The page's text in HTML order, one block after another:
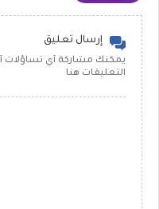
إرسال تعليق
يمكنك مشاركة أي تساؤلات
التعليقات هنا